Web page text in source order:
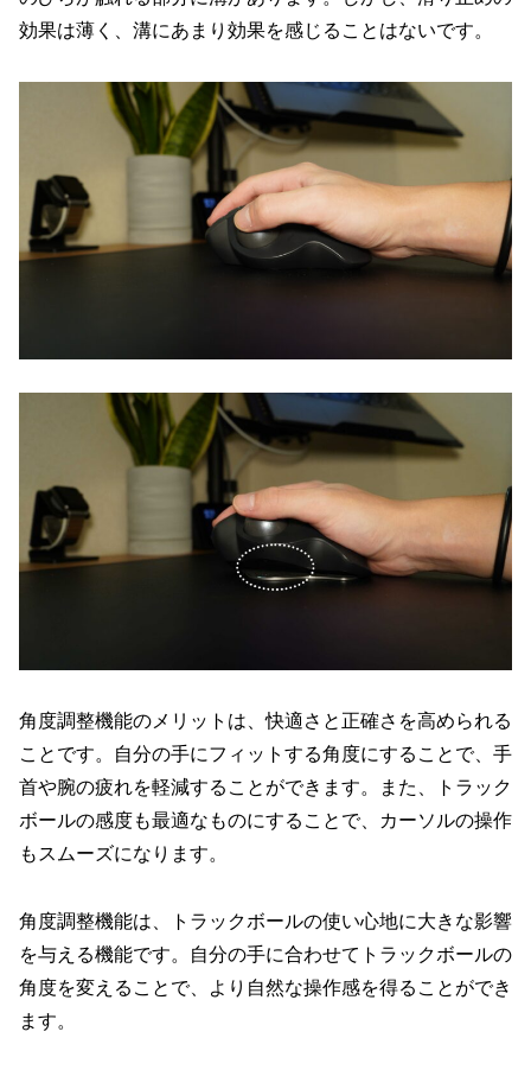
効果は薄く、溝にあまり効果を感じることはないです。
角度調整機能のメリットは、快適さと正確さを高められる
ことです。自分の手にフィットする角度にすることで、手
首や腕の疲れを軽減することができます。また、トラック
ボールの感度も最適なものにすることで、カーソルの操作
もスムーズになります。
角度調整機能は、トラックボールの使い心地に大きな影響
を与える機能です。自分の手に合わせてトラックボールの
角度を変えることで、より自然な操作感を得ることができ
ます。